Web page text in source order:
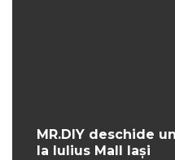
MR.DIY deschide
la Iulius Mall Iași